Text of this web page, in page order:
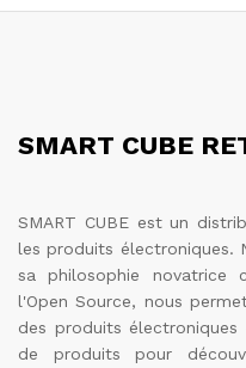
SMART CUBE
SMART CUBE est un
les produits électroniques.
sa philosophie novatrice
l'Open Source, nous
des produits
de produits pour